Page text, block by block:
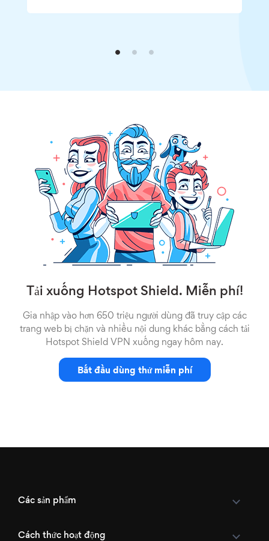
Tải xuống Hotspot Shield. Miễn phí!
Gia nhập vào hơn 650 triệu người dùng đã truy cập các
trang web bị chặn và nhiều nội dung khác bằng cách tải
Hotspot Shield VPN xuống ngay hôm nay.
Bắt đầu dùng thử miễn phí
Các sản phẩm
Cách thức hoạt động